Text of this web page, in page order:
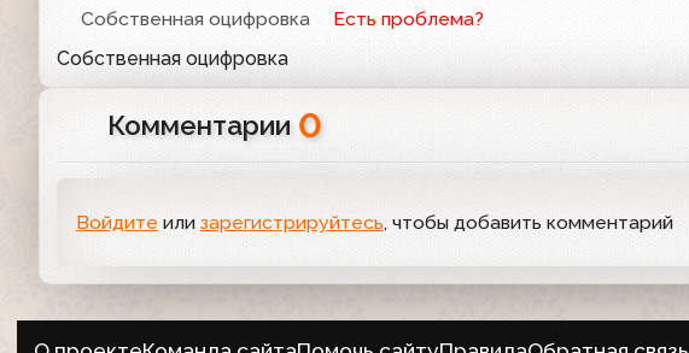
Собственная оцифровка
Есть проблема?
Собственная оцифровка
Комментарии 0
Войдите или зарегистрируйтесь, чтобы добавить комментарий